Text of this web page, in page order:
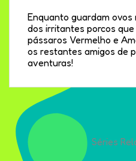
Enquanto guardam
dos irritantes porcos
pássaros Vermelho e
os restantes amigos de
aventuras!
Séries